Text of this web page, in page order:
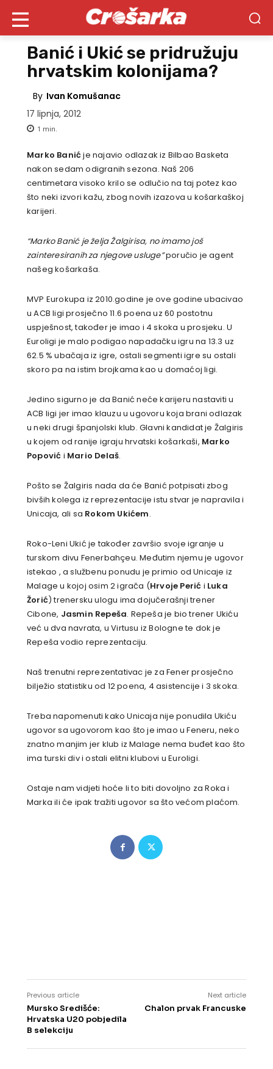
Banić i Ukić se pridružuju
hrvatskim kolonijama?
By Ivan Komušanac
17 lipnja, 2012
1 min.
Marko Banićje najavio odlazak iz Bilbao Basketa
nakon sedam odigranih sezona. Naš 206
centimetara visoko krilo se odlučio na taj potez kao
što neki izvori kažu, zbog novih izazova u košarkaškoj
karijeri.
“Marko Banić je želja Žalgirisa, no imamo još
zainteresiranih za njegove usluge”poručio je agent
našeg košarkaša.
MVP Eurokupa iz 2010.godine je ove godine ubacivao
u ACB ligi prosječno 11.6 poena uz 60 postotnu
uspješnost, također je imao i 4 skoka u prosjeku. U
Euroligi je malo podigao napadačku igru na 13.3 uz
62.5 % ubačaja iz igre, ostali segmenti igre su ostali
skoro pa na istim brojkama kao u domaćoj ligi.
Jedino sigurno je da Banić neće karijeru nastaviti u
ACB ligi jer imao klauzu u ugovoru koja brani odlazak
u neki drugi španjolski klub. Glavni kandidat je Žalgiris
u kojem od ranije igraju hrvatski košarkaši, Marko
Popović i Mario Delaš.
Pošto se Žalgiris nada da će Banić potpisati zbog
bivših kolega iz reprezentacije istu stvar je napravila i
Unicaja, ali sa Rokom Ukićem.
Roko-Leni Ukić je također završio svoje igranje u
turskom divu Fenerbahçeu. Međutim njemu je ugovor
istekao , a službenu ponudu je primio od Unicaje iz
Malage u kojoj osim 2 igrača (Hrvoje Perić i Luka
Žorić) trenersku ulogu ima dojučerašnji trener
Cibone, Jasmin Repeša. Repeša je bio trener Ukiću
već u dva navrata, u Virtusu iz Bologne te dok je
Repeša vodio reprezentaciju.
Naš trenutni reprezentativac je za Fener prosječno
bilježio statistiku od 12 poena, 4 asistencije i 3 skoka.
Treba napomenuti kako Unicaja nije ponudila Ukiću
ugovor sa ugovorom kao što je imao u Feneru, neko
znatno manjim jer klub iz Malage nema buđet kao što
ima turski div i ostali elitni klubovi u Euroligi.
Ostaje nam vidjeti hoće li to biti dovoljno za Roka i
Marka ili će ipak tražiti ugovor sa što većom plaćom.
Previous article
Mursko Središće:
Hrvatska U20 pobjedila
B selekciju
Next article
Chalon prvak Francuske